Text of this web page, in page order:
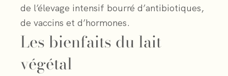
de l’élevage intensif bourré d’antibiotiques,
de vaccins et d’hormones.
Les bienfaits du lait
végétal